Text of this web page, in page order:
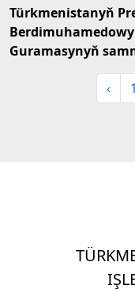
Türkmenistanyň
Guramasynyň
‹ 1